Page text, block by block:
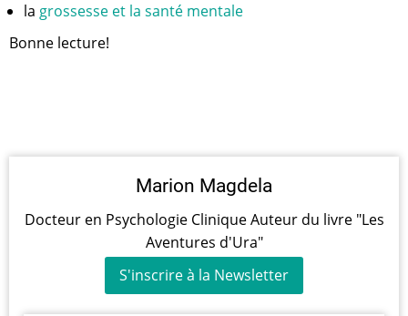
la grossesse et la santé mentale
Bonne lecture!
Marion Magdela
Docteur en Psychologie Clinique Auteur du livre "Les
Aventures d'Ura"
S'inscrire à la Newsletter